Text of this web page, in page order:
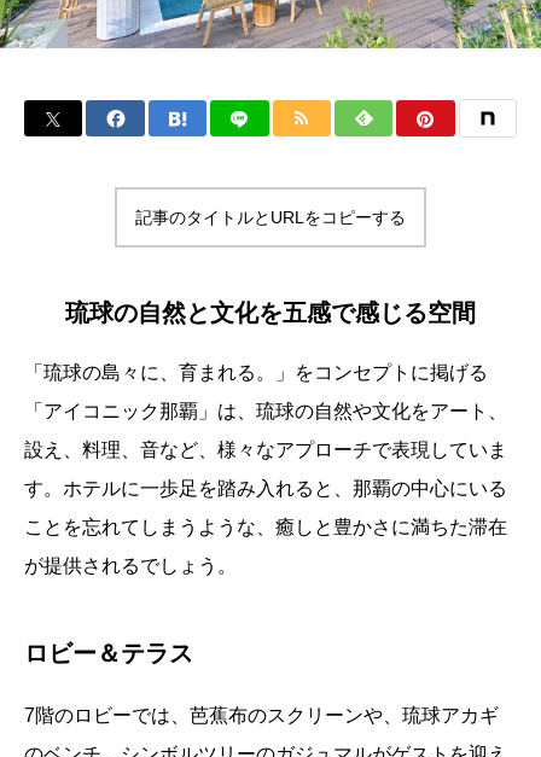
記事のタイトルとURLをコピーする
琉球の自然と文化を五感で感じる空間
「琉球の島々に、育まれる。」をコンセプトに掲げる
「アイコニック那覇」は、琉球の自然や文化をアート、
設え、料理、音など、様々なアプローチで表現していま
す。ホテルに一歩足を踏み入れると、那覇の中心にいる
ことを忘れてしまうような、癒しと豊かさに満ちた滞在
が提供されるでしょう。
ロビー＆テラス
7階のロビーでは、芭蕉布のスクリーンや、琉球アカギ